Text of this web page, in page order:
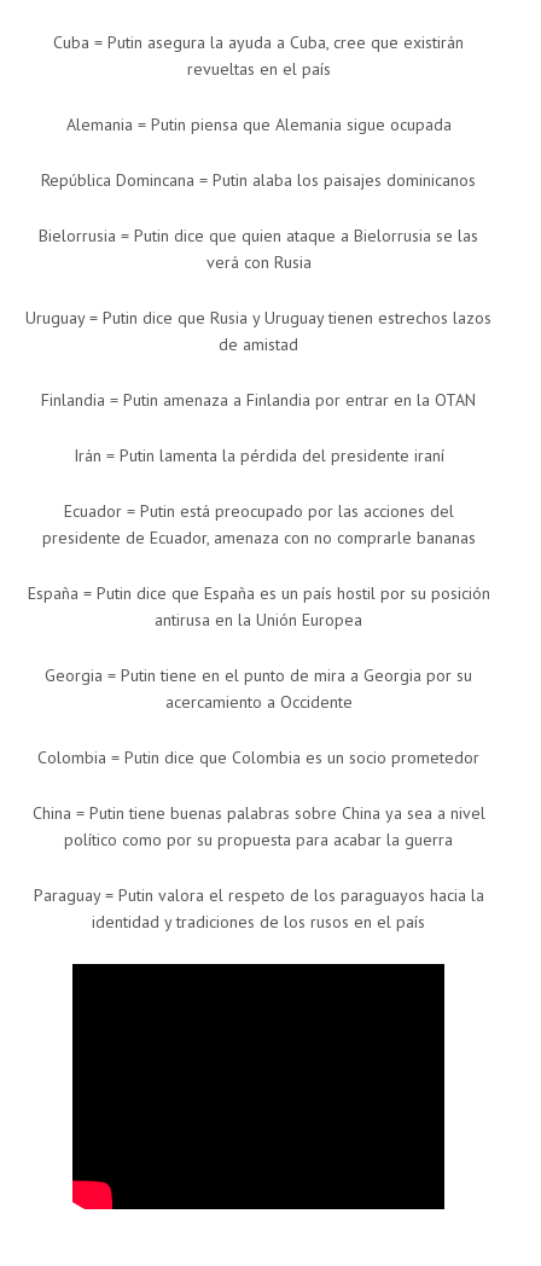
Cuba = Putin asegura la ayuda a Cuba, cree que existirán
revueltas en el país
Alemania = Putin piensa que Alemania sigue ocupada
República Domincana = Putin alaba los paisajes dominicanos
Bielorrusia = Putin dice que quien ataque a Bielorrusia se las
verá con Rusia
Uruguay = Putin dice que Rusia y Uruguay tienen estrechos lazos
de amistad
Finlandia = Putin amenaza a Finlandia por entrar en la OTAN
Irán = Putin lamenta la pérdida del presidente iraní
Ecuador = Putin está preocupado por las acciones del
presidente de Ecuador, amenaza con no comprarle bananas
España = Putin dice que España es un país hostil por su posición
antirusa en la Unión Europea
Georgia = Putin tiene en el punto de mira a Georgia por su
acercamiento a Occidente
Colombia = Putin dice que Colombia es un socio prometedor
China = Putin tiene buenas palabras sobre China ya sea a nivel
político como por su propuesta para acabar la guerra
Paraguay = Putin valora el respeto de los paraguayos hacia la
identidad y tradiciones de los rusos en el país